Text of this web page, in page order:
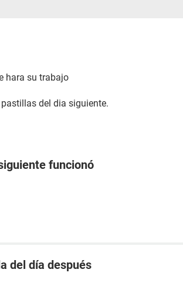
hara su trabajo
del dia siguiente.
funcionó
del día después